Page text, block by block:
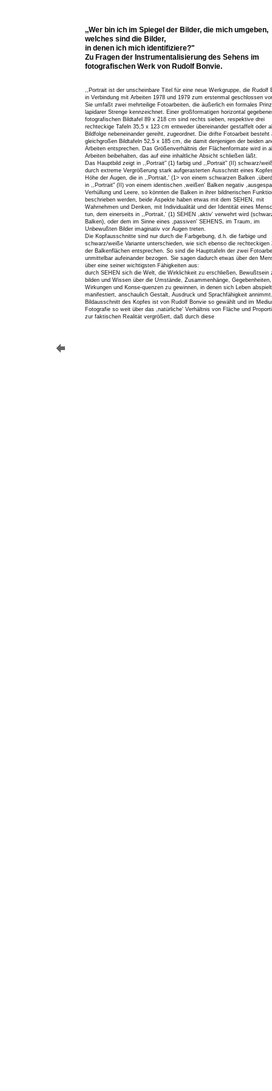
,,Wer bin ich im Spiegel der Bilder, die mich umgeben,
welches sind die Bilder,
in denen ich mich identifiziere?"
Zu Fragen der Instrumentalisierung des Sehens im
fotografischen Werk von Rudolf Bonvie.
,,Portrait ist der unscheinbare Titel für eine neue Werkgruppe, die Rudolf
in Verbindung mit Arbeiten 1978 und 1979 zum erstenmal geschlossen
Sie umfaßt zwei mehrteilige Fotoarbeiten, die äußerlich ein formales
lapidarer Strenge kennzeichnet. Einer großformatigen horizontal
fotografischen Bildtafel 89 x 218 cm sind rechts sieben, respektive drei
rechteckige Tafeln 35,5 x 123 cm entweder übereinander gestaffelt oder
Bildfolge nebeneinander gereiht, zugeordnet. Die drifte Fotoarbeit besteht
gleichgroßen Bildtafeln 52,5 x 185 cm, die damit denjenigen der beiden
Arbeiten entsprechen. Das Größenverhältnis der Flächenformate wird in
Arbeiten beibehalten, das auf eine inhaltliche Absicht schließen läßt.
Das Hauptbild zeigt in ,,Portrait" (1) farbig und ,,Portrait" (II) schwarz/
durch extreme Vergrößerung stark aufgerasterten Ausschnitt eines
Höhe der Augen, die in ,,Portrait,' (1> von einem schwarzen Balken
in ,,Portrait" (II) von einem identischen ,weißen' Balken negativ
Verhüllung und Leere, so könnten die Balken in ihrer bildnerischen
beschrieben werden, beide Aspekte haben etwas mit dem SEHEN, mit
Wahrnehmen und Denken, mit Individualität und der Identität eines
tun, dem einerseits in ,,Portrait,' (1) SEHEN ,aktiv' verwehrt wird
Balken), oder dem im Sinne eines ,passiven' SEHENS, im Traum, im
Unbewußten Bilder imaginativ vor Augen treten.
Die Kopfausschnitte sind nur durch die Farbgebung, d.h. die farbige und
schwarz/weiße Variante unterschieden, wie sich ebenso die rechteckigen
der Balkenflächen entsprechen. So sind die Haupttafeln der zwei
unmittelbar aufeinander bezogen. Sie sagen dadurch etwas über den
über eine seiner wichtigsten Fähigkeiten aus:
durch SEHEN sich die Welt, die Wirklichkeit zu erschließen, Bewußtsein
bilden und Wissen über die Umstände, Zusammenhänge, Gegebenheiten,
Wirkungen und Konse-quenzen zu gewinnen, in denen sich Leben
manifestiert, anschaulich Gestalt, Ausdruck und Sprachfähigkeit
Bildausschnitt des Kopfes ist von Rudolf Bonvie so gewählt und im
Fotografie so weit über das ,natürliche' Verhältnis von Fläche und
zur faktischen Realität vergrößert, daß durch diese